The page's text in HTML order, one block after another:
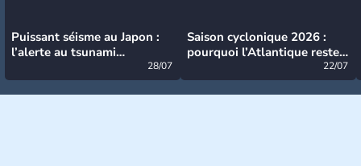
Puissant séisme au Japon :
l’alerte au tsunami
28/07
Saison cyclonique 2026 :
pourquoi l’Atlantique reste
22/07